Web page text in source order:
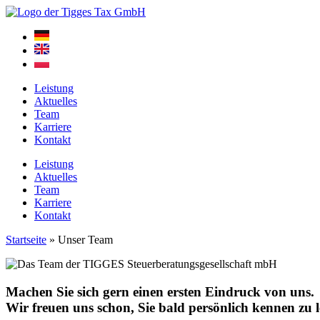
Zum
springen
Leistung
Aktuelles
Team
Karriere
Kontakt
Leistung
Aktuelles
Team
Karriere
Kontakt
Startseite » Unser Team
Machen Sie sich gern einen ersten Eindruck von uns.
Wir freuen uns schon, Sie bald persönlich kennen zu